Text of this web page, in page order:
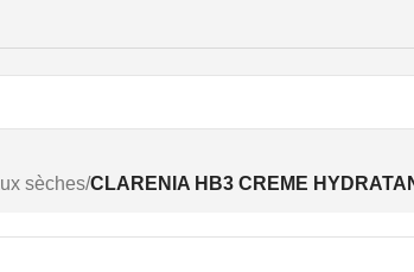
sèches/CLARENIA HB3 CREME